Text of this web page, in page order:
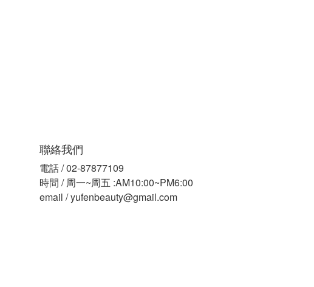
聯絡我們
電話 / 02-87877109
時間 / 周一~周五 :AM10:00~PM6:00
email / yufenbeauty@gmail.com